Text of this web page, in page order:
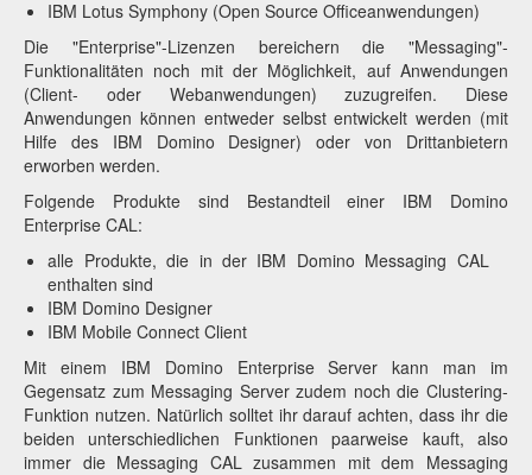
IBM Lotus Symphony (Open Source Officeanwendungen)
Die "Enterprise"-Lizenzen bereichern die "Messaging"-
Funktionalitäten noch mit der Möglichkeit, auf Anwendungen
(Client- oder Webanwendungen) zuzugreifen. Diese
Anwendungen können entweder selbst entwickelt werden (mit
Hilfe des IBM Domino Designer) oder von Drittanbietern
erworben werden.
Folgende Produkte sind Bestandteil einer IBM Domino
Enterprise CAL:
alle Produkte, die in der IBM Domino Messaging CAL
enthalten sind
IBM Domino Designer
IBM Mobile Connect Client
Mit einem IBM Domino Enterprise Server kann man im
Gegensatz zum Messaging Server zudem noch die Clustering-
Funktion nutzen. Natürlich solltet ihr darauf achten, dass ihr die
beiden unterschiedlichen Funktionen paarweise kauft, also
immer die Messaging CAL zusammen mit dem Messaging